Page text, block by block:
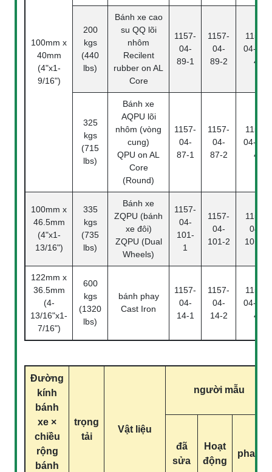
100mm x
40mm
(4"x1-
9/16")
200
kgs
(440
lbs)
Bánh xe cao
su QQ lõi
nhôm
Recilent
rubber on AL
Core
1157-
04-
89-1
1157-
04-
89-2
1157-
04-89-
4
325
kgs
(715
lbs)
Bánh xe
AQPU lõi
nhôm (vòng
cung)
QPU on AL
Core
(Round)
1157-
04-
87-1
1157-
04-
87-2
1157-
04-87-
4
100mm x
46.5mm
(4"x1-
13/16")
335
kgs
(735
lbs)
Bánh xe
ZQPU (bánh
xe đôi)
ZQPU (Dual
Wheels)
1157-
04-
101-
1
1157-
04-
101-2
1157-
04-
101-4
122mm x
36.5mm
(4-
13/16"x1-
7/16")
600
kgs
(1320
lbs)
bánh phay
Cast Iron
1157-
04-
14-1
1157-
04-
14-2
1157-
04-14-
4
Đường
kính
bánh
xe ×
chiều
rộng
bánh
trọng
tải
Vật liệu
người mẫu
đã
sửa
Hoạt
động
phanh